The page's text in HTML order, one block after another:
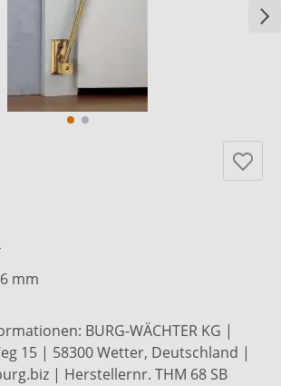
mm
BURG-WÄCHTER KG |
15 | 58300 Wetter, Deutschland |
| Herstellernr. THM 68 SB